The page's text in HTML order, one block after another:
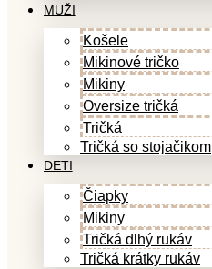
MUŽI
Košele
Mikinové tričko
Mikiny
Oversize tričká
Tričká
Tričká so stojačikom
DETI
Čiapky
Mikiny
Tričká dlhý rukáv
Tričká krátky rukáv